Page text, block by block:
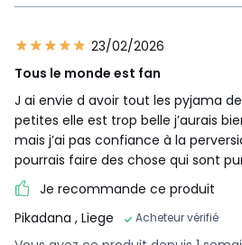
23/02/2026
Tous le monde est fan
J ai envie d avoir tout les pyjama
petites elle est trop belle j’aurais
mais j’ai pas confiance à la
pourrais faire des chose qui sont
Je recommande ce produit
Pikadana , Liege Acheteur vérifié